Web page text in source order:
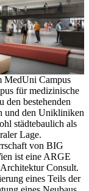
MedUni Campus
für medizinische
den bestehenden
und den Unikliniken
städtebaulich als
Lage.
von BIG
ist eine ARGE
Consult.
eines Teils der